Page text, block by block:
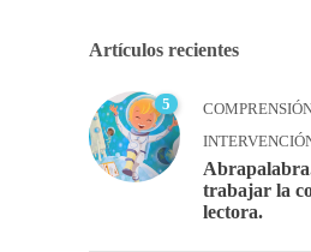
Artículos recientes
5
trabajar la
lectora.